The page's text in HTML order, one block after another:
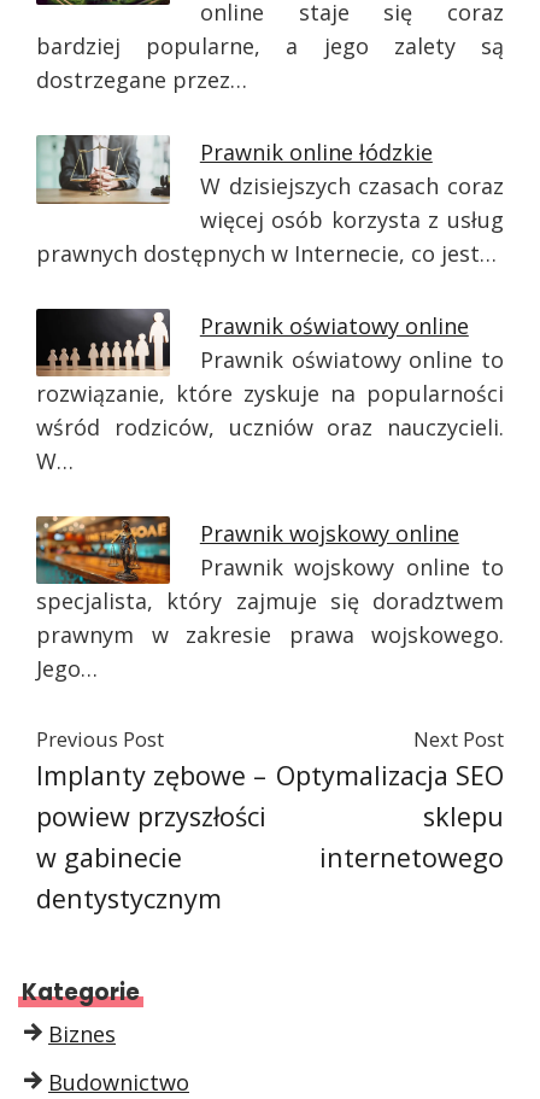
online staje się coraz
bardziej popularne, a jego zalety są
dostrzegane przez…
Prawnik online łódzkie
W dzisiejszych czasach coraz
więcej osób korzysta z usług
prawnych dostępnych w Internecie, co jest…
Prawnik oświatowy online
Prawnik oświatowy online to
rozwiązanie, które zyskuje na popularności
wśród rodziców, uczniów oraz nauczycieli.
W…
Prawnik wojskowy online
Prawnik wojskowy online to
specjalista, który zajmuje się doradztwem
prawnym w zakresie prawa wojskowego.
Jego…
Previous Post
Implanty zębowe –
powiew przyszłości
w gabinecie
dentystycznym
Next Post
Optymalizacja SEO
sklepu
internetowego
Kategorie
Biznes
Budownictwo